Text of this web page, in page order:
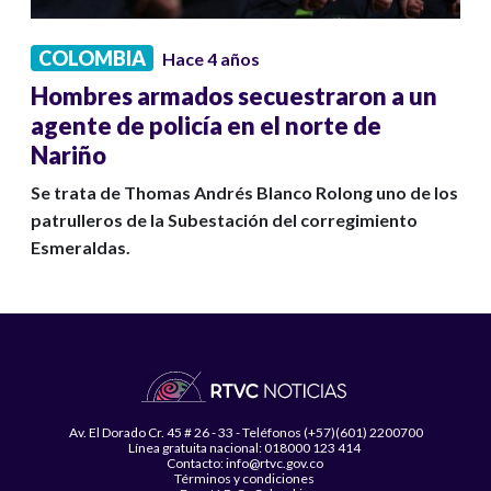
COLOMBIA Hace 4 años
Hombres armados secuestraron a un
agente de policía en el norte de
Nariño
Se trata de Thomas Andrés Blanco Rolong uno de los
patrulleros de la Subestación del corregimiento
Esmeraldas.
Av. El Dorado Cr. 45 # 26 - 33 - Teléfonos (+57)(601) 2200700
Línea gratuita nacional: 018000 123 414
Contacto: info@rtvc.gov.co
Términos y condiciones